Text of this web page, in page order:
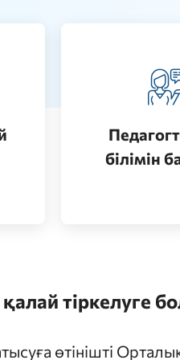
білімінӨту
қалай тіркелуге
өтінішті